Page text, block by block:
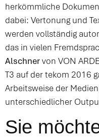
herkömmliche
dabei: Vertonung und
werden vollständig
das in vielen
Alschnervon VON
T3 auf der tekom 2016
Arbeitsweise der
unterschiedlicher
Sie